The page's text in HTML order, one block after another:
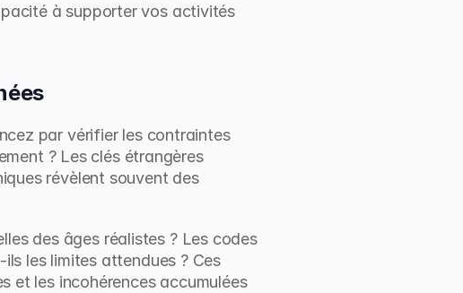
à supporter vos activités
par vérifier les contraintes
? Les clés étrangères
révèlent souvent des
des âges réalistes ? Les codes
les limites attendues ? Ces
et les incohérences accumulées